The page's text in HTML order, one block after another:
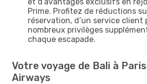
Prime. Profitez de réductions
réservation, d’un service client
nombreux privilèges
chaque escapade.
Votre voyage de Bali à
Airways